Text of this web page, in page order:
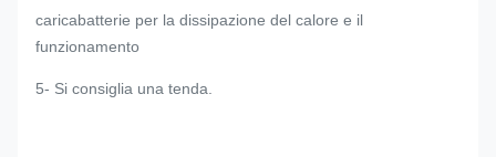
caricabatterie per la dissipazione del calore e il
funzionamento
5- Si consiglia una tenda.